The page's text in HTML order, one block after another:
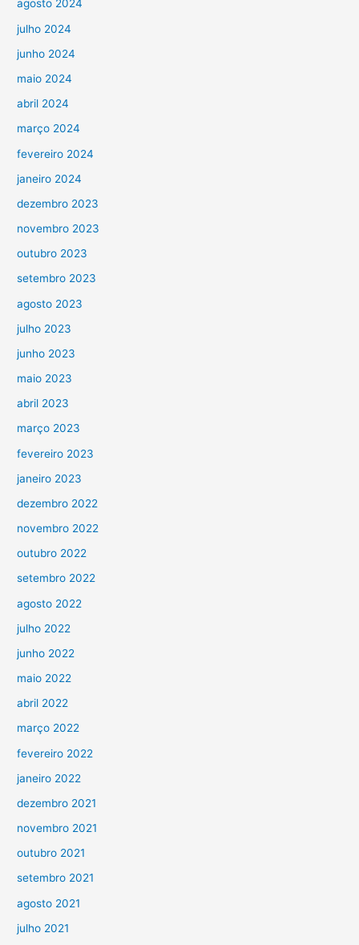
agosto 2024
julho 2024
junho 2024
maio 2024
abril 2024
março 2024
fevereiro 2024
janeiro 2024
dezembro 2023
novembro 2023
outubro 2023
setembro 2023
agosto 2023
julho 2023
junho 2023
maio 2023
abril 2023
março 2023
fevereiro 2023
janeiro 2023
dezembro 2022
novembro 2022
outubro 2022
setembro 2022
agosto 2022
julho 2022
junho 2022
maio 2022
abril 2022
março 2022
fevereiro 2022
janeiro 2022
dezembro 2021
novembro 2021
outubro 2021
setembro 2021
agosto 2021
julho 2021